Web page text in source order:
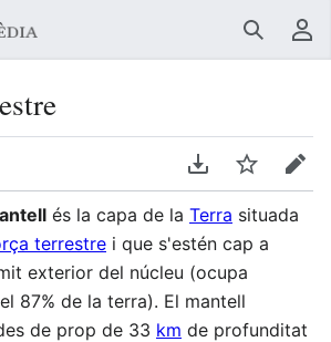
Buscar
Descarregar en
Vigilar
és la capa de la Terra situada
terrestre i que s'estén cap a
exterior del núcleu (ocupa
87% de la terra). El mantell
de prop de 33 km de profunditat